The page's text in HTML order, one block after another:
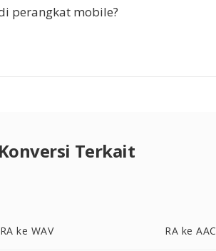
perangkat mobile?
Konversi Terkait
RA ke WAV RA ke AAC